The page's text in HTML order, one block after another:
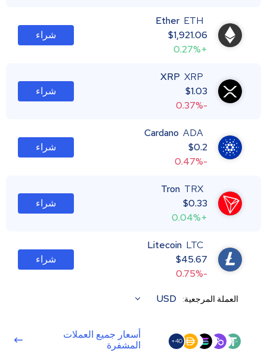
Ether ETH
$1,921.06
+0.27%
شراء
XRP XRP
$1.03
-0.37%
شراء
Cardano ADA
$0.2
-0.47%
شراء
Tron TRX
$0.33
+0.04%
شراء
Litecoin LTC
$45.67
-0.75%
شراء
العملة المرجعية: USD
40+
أسعار جميع العملات
المشفرة